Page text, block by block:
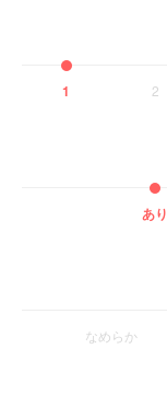
1 2
あり
なめらか